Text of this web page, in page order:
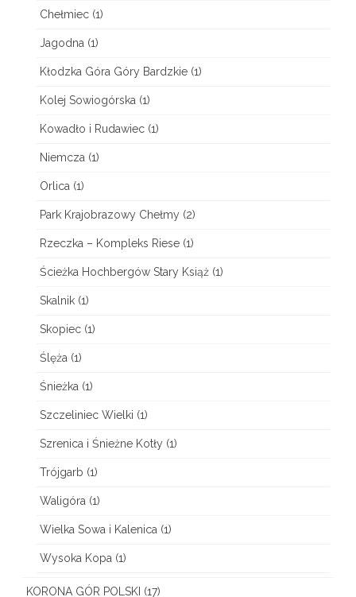
Chełmiec (1)
Jagodna (1)
Kłodzka Góra Góry Bardzkie (1)
Kolej Sowiogórska (1)
Kowadło i Rudawiec (1)
Niemcza (1)
Orlica (1)
Park Krajobrazowy Chełmy (2)
Rzeczka – Kompleks Riese (1)
Ścieżka Hochbergów Stary Książ (1)
Skalnik (1)
Skopiec (1)
Ślęża (1)
Śnieżka (1)
Szczeliniec Wielki (1)
Szrenica i Śnieżne Kotły (1)
Trójgarb (1)
Waligóra (1)
Wielka Sowa i Kalenica (1)
Wysoka Kopa (1)
KORONA GÓR POLSKI (17)